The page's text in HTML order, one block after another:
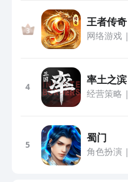
王者传奇
网络游戏|
4
率土之滨
经营策略 |
5
蜀门
角色扮演 |